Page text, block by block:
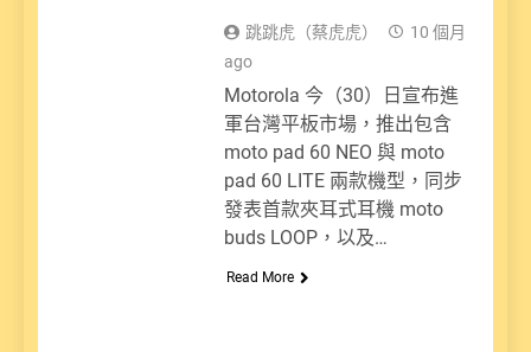
跳跳虎（蔡虎虎）
10 個月
ago
Motorola 今（30）日宣布進
軍台灣平板市場，推出包含
moto pad 60 NEO 與 moto
pad 60 LITE 兩款機型，同步
發表首款夾耳式耳機 moto
buds LOOP，以及…
Read More